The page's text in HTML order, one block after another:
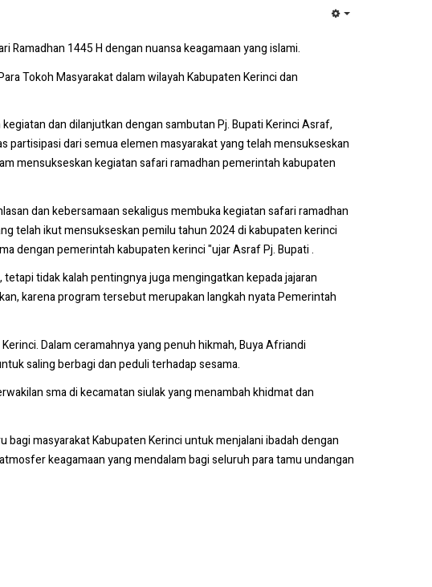
Ramadhan 1445 H dengan nuansa keagamaan yang islami.
Tokoh Masyarakat dalam wilayah Kabupaten Kerinci dan
dan dilanjutkan dengan sambutan Pj. Bupati Kerinci Asraf,
partisipasi dari semua elemen masyarakat yang telah mensukseskan
mensukseskan kegiatan safari ramadhan pemerintah kabupaten
dan kebersamaan sekaligus membuka kegiatan safari ramadhan
telah ikut mensukseskan pemilu tahun 2024 di kabupaten kerinci
dengan pemerintah kabupaten kerinci "ujar Asraf Pj. Bupati .
tidak kalah pentingnya juga mengingatkan kepada jajaran
karena program tersebut merupakan langkah nyata Pemerintah
Dalam ceramahnya yang penuh hikmah, Buya Afriandi
saling berbagi dan peduli terhadap sesama.
sma di kecamatan siulak yang menambah khidmat dan
masyarakat Kabupaten Kerinci untuk menjalani ibadah dengan
keagamaan yang mendalam bagi seluruh para tamu undangan